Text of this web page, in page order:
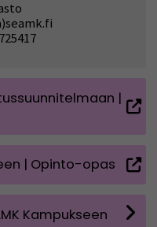
|
| Opinto-opas
Kampukseen